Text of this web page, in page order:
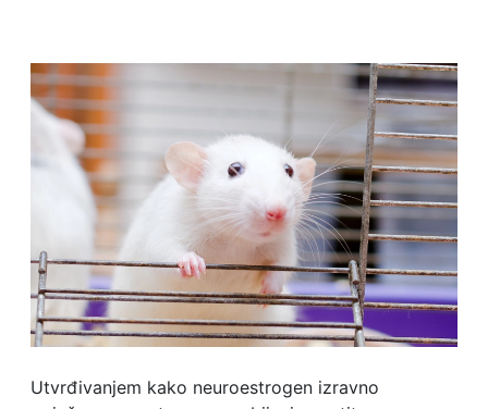
Utvrđivanjem kako neuroestrogen izravno